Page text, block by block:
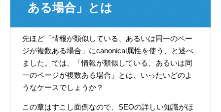
ある場合」とは
先ほど「情報が類似している、あるいは同一のペー
ジが複数ある場合」にcanonical属性を使う、と述べ
ました。では、「情報が類似している、あるいは同
一のページが複数ある場合」とは、いったいどのよ
うなケースでしょうか？
この章はすこし面倒なので、SEOの詳しい知識がほ